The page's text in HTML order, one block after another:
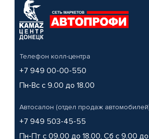
Телефон колл-центра
+7 949 00-00-550
Пн-Вс с 9.00 до 18.00
Автосалон (отдел продаж
+7 949 503-45-55
Пн-Пт с 09.00 до 18.00, Сб с 9.00 до